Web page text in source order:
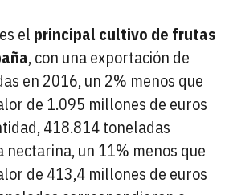
el principal cultivo de frutas
, con una exportación de
en 2016, un 2% menos que
de 1.095 millones de euros
418.814 toneladas
un 11% menos que
de 413,4 millones de euros